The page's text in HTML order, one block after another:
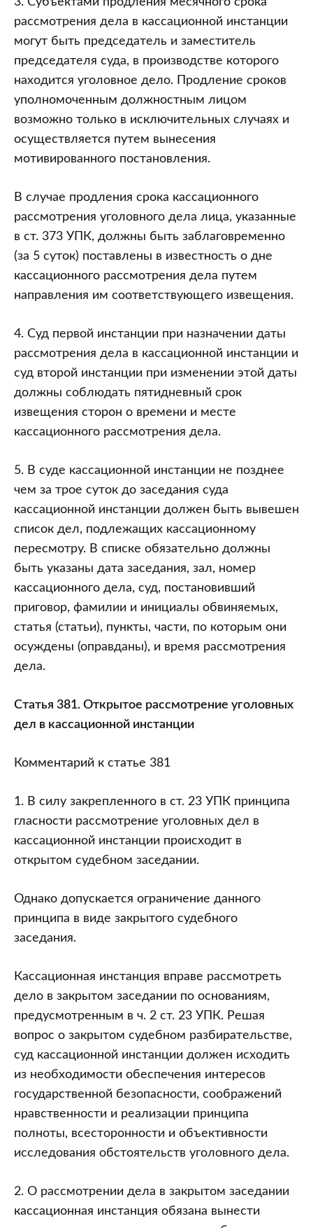
рассмотрения дела в кассационной инстанции
могут быть председатель и заместитель
председателя суда, в производстве которого
находится уголовное дело. Продление сроков
уполномоченным должностным лицом
возможно только в исключительных случаях и
осуществляется путем вынесения
мотивированного постановления.
В случае продления срока кассационного
рассмотрения уголовного дела лица, указанные
в ст. 373 УПК, должны быть заблаговременно
(за 5 суток) поставлены в известность о дне
кассационного рассмотрения дела путем
направления им соответствующего извещения.
4. Суд первой инстанции при назначении даты
рассмотрения дела в кассационной инстанции и
суд второй инстанции при изменении этой даты
должны соблюдать пятидневный срок
извещения сторон о времени и месте
кассационного рассмотрения дела.
5. В суде кассационной инстанции не позднее
чем за трое суток до заседания суда
кассационной инстанции должен быть вывешен
список дел, подлежащих кассационному
пересмотру. В списке обязательно должны
быть указаны дата заседания, зал, номер
кассационного дела, суд, постановивший
приговор, фамилии и инициалы обвиняемых,
статья (статьи), пункты, части, по которым они
осуждены (оправданы), и время рассмотрения
дела.
Статья 381. Открытое рассмотрение уголовных
дел в кассационной инстанции
Комментарий к статье 381
1. В силу закрепленного в ст. 23 УПК принципа
гласности рассмотрение уголовных дел в
кассационной инстанции происходит в
открытом судебном заседании.
Однако допускается ограничение данного
принципа в виде закрытого судебного
заседания.
Кассационная инстанция вправе рассмотреть
дело в закрытом заседании по основаниям,
предусмотренным в ч. 2 ст. 23 УПК. Решая
вопрос о закрытом судебном разбирательстве,
суд кассационной инстанции должен исходить
из необходимости обеспечения интересов
государственной безопасности, соображений
нравственности и реализации принципа
полноты, всесторонности и объективности
исследования обстоятельств уголовного дела.
2. О рассмотрении дела в закрытом заседании
кассационная инстанция обязана вынести